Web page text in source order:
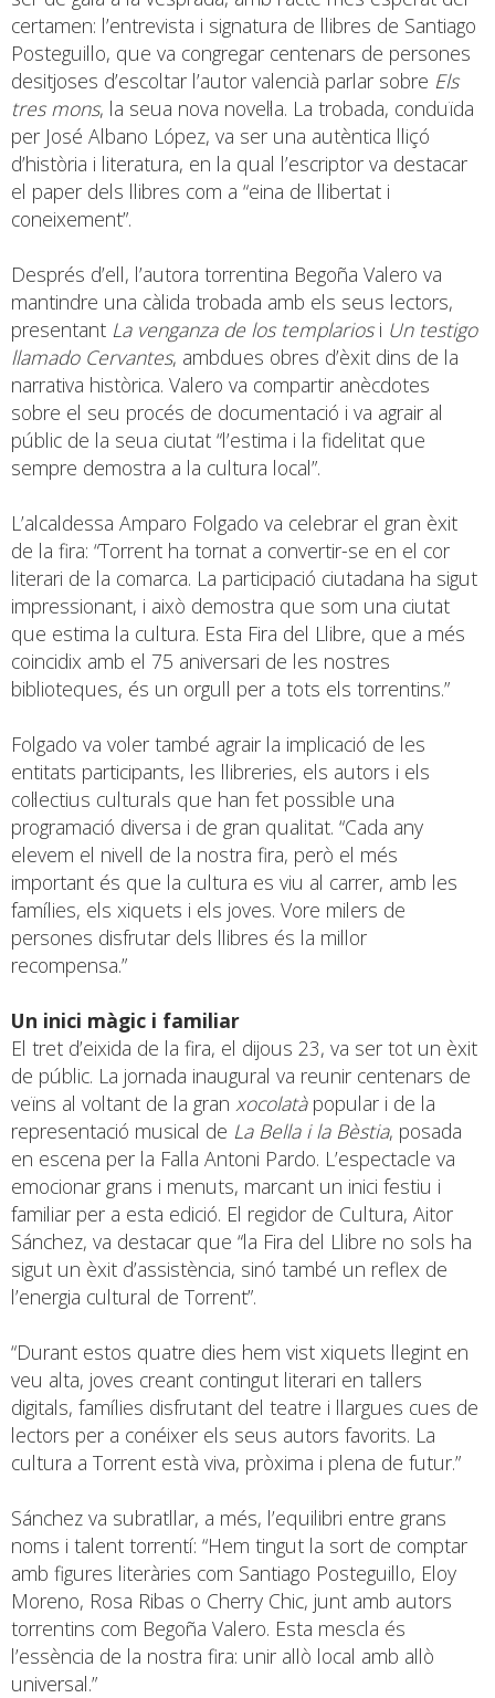
certamen: l’entrevista i signatura de llibres de Santiago
Posteguillo, que va congregar centenars de persones
desitjoses d’escoltar l’autor valencià parlar sobre Els
tres mons, la seua nova novel·la. La trobada, conduïda
per José Albano López, va ser una autèntica lliçó
d’història i literatura, en la qual l’escriptor va destacar
el paper dels llibres com a “eina de llibertat i
coneixement”.
Després d’ell, l’autora torrentina Begoña Valero va
mantindre una càlida trobada amb els seus lectors,
presentant La venganza de los templariosi Un testigo
llamado Cervantes, ambdues obres d’èxit dins de la
narrativa històrica. Valero va compartir anècdotes
sobre el seu procés de documentació i va agrair al
públic de la seua ciutat “l’estima i la fidelitat que
sempre demostra a la cultura local”.
L’alcaldessa Amparo Folgado va celebrar el gran èxit
de la fira: “Torrent ha tornat a convertir-se en el cor
literari de la comarca. La participació ciutadana ha sigut
impressionant, i això demostra que som una ciutat
que estima la cultura. Esta Fira del Llibre, que a més
coincidix amb el 75 aniversari de les nostres
biblioteques, és un orgull per a tots els torrentins.”
Folgado va voler també agrair la implicació de les
entitats participants, les llibreries, els autors i els
col·lectius culturals que han fet possible una
programació diversa i de gran qualitat. “Cada any
elevem el nivell de la nostra fira, però el més
important és que la cultura es viu al carrer, amb les
famílies, els xiquets i els joves. Vore milers de
persones disfrutar dels llibres és la millor
recompensa.”
Un inici màgic i familiar
El tret d’eixida de la fira, el dijous 23, va ser tot un èxit
de públic. La jornada inaugural va reunir centenars de
veïns al voltant de la gran xocolatàpopular i de la
representació musical de La Bella i la Bèstia, posada
en escena per la Falla Antoni Pardo. L’espectacle va
emocionar grans i menuts, marcant un inici festiu i
familiar per a esta edició. El regidor de Cultura, Aitor
Sánchez, va destacar que “la Fira del Llibre no sols ha
sigut un èxit d’assistència, sinó també un reflex de
l’energia cultural de Torrent”.
“Durant estos quatre dies hem vist xiquets llegint en
veu alta, joves creant contingut literari en tallers
digitals, famílies disfrutant del teatre i llargues cues de
lectors per a conéixer els seus autors favorits. La
cultura a Torrent està viva, pròxima i plena de futur.”
Sánchez va subratllar, a més, l’equilibri entre grans
noms i talent torrentí: “Hem tingut la sort de comptar
amb figures literàries com Santiago Posteguillo, Eloy
Moreno, Rosa Ribas o Cherry Chic, junt amb autors
torrentins com Begoña Valero. Esta mescla és
l’essència de la nostra fira: unir allò local amb allò
universal.”